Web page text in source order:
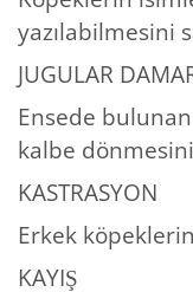
yazılabilmesini
JUGULAR
Ensede
kalbe
KASTRASYON
Erkek köpeklerin
KAYIŞ